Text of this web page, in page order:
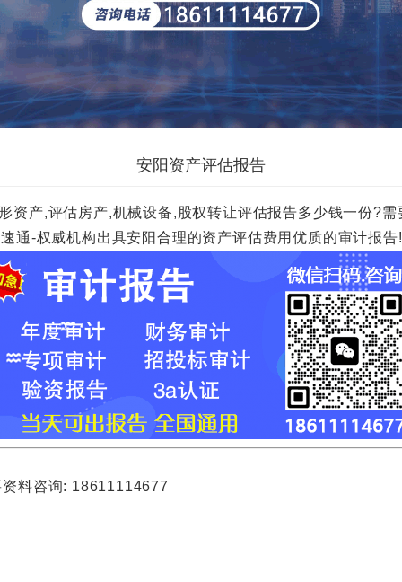
安阳资产评估报告
资产,评估房产,机械设备,股权转让评估报告多少钱一份?
通-权威机构出具安阳合理的资产评估费用优质的审计报告!
料咨询: 18611114677